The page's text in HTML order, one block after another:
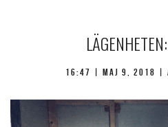
16:47 | maj 9, 2018 |